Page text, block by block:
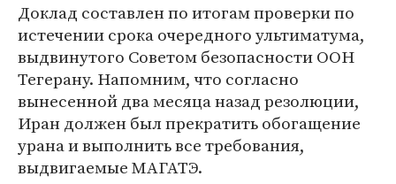
Доклад составлен по итогам проверки по
истечении срока очередного ультиматума,
выдвинутого Советом безопасности ООН
Тегерану. Напомним, что согласно
вынесенной два месяца назад резолюции,
Иран должен был прекратить обогащение
урана и выполнить все требования,
выдвигаемые МАГАТЭ.